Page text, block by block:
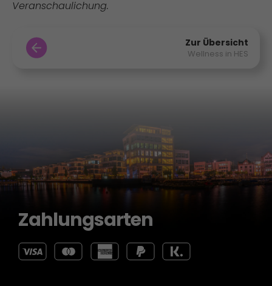
Veranschaulichung.
Zur Übersicht
Wellness in HES
Zahlungsarten